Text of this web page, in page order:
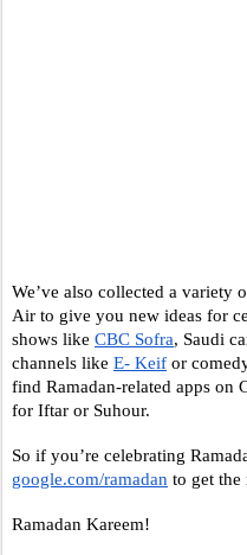
We’ve also collected a variety
Air to give you new ideas for
shows like CBC Sofra, Saudi
channels like E- Keif or
find Ramadan-related apps on
for Iftar or Suhour.
google.com/ramadan to get the
Ramadan Kareem!